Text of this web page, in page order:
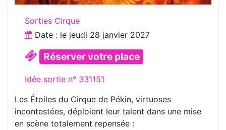
Sorties Cirque
Date : le jeudi 28 janvier 2027
Réserver votre place
Idée sortie n° 331151
Les Étoiles du Cirque de Pékin, virtuoses
incontestées, déploient leur talent dans une mise
en scène totalement repensée :